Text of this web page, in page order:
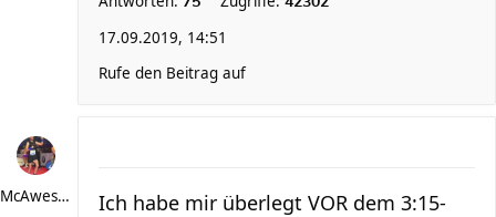
17.09.2019, 14:51
Rufe den Beitrag auf
McAwesome
Ich habe mir überlegt VOR dem 3:15-